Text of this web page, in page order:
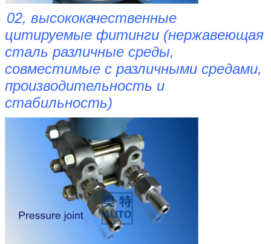
02, высококачественные
цитируемые фитинги (нержавеющая
сталь различные среды,
совместимые с различными средами,
производительность и
стабильность)